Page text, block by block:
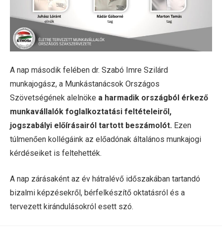
A nap második felében dr. Szabó Imre Szilárd
munkajogász, a Munkástanácsok Országos
Szövetségének alelnöke a harmadik országból érkező
munkavállalók foglalkoztatási feltételeiről,
jogszabályi előírásairól tartott beszámolót. Ezen
túlmenően kollégáink az előadónak általános munkajogi
kérdéseiket is feltehették.
A nap zárásaként az év hátralévő időszakában tartandó
bizalmi képzésekről, bérfelkészítő oktatásról és a
tervezett kirándulásokról esett szó.